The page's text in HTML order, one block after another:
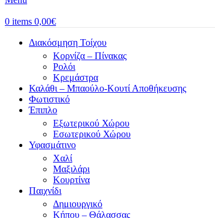
0 items 0,00€
Διακόσμηση Τοίχου
Κορνίζα – Πίνακας
Ρολόι
Κρεμάστρα
Καλάθι – Μπαούλο-Κουτί Αποθήκευσης
Φωτιστικό
Έπιπλο
Εξωτερικού Χώρου
Εσωτερικού Χώρου
Υφασμάτινο
Χαλί
Μαξιλάρι
Κουρτίνα
Παιχνίδι
Δημιουργικό
Κήπου – Θάλασσας